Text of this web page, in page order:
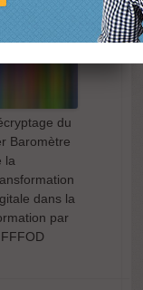
du
Baromètre
la
dans la
par
de
l’OPCA de
l’économie